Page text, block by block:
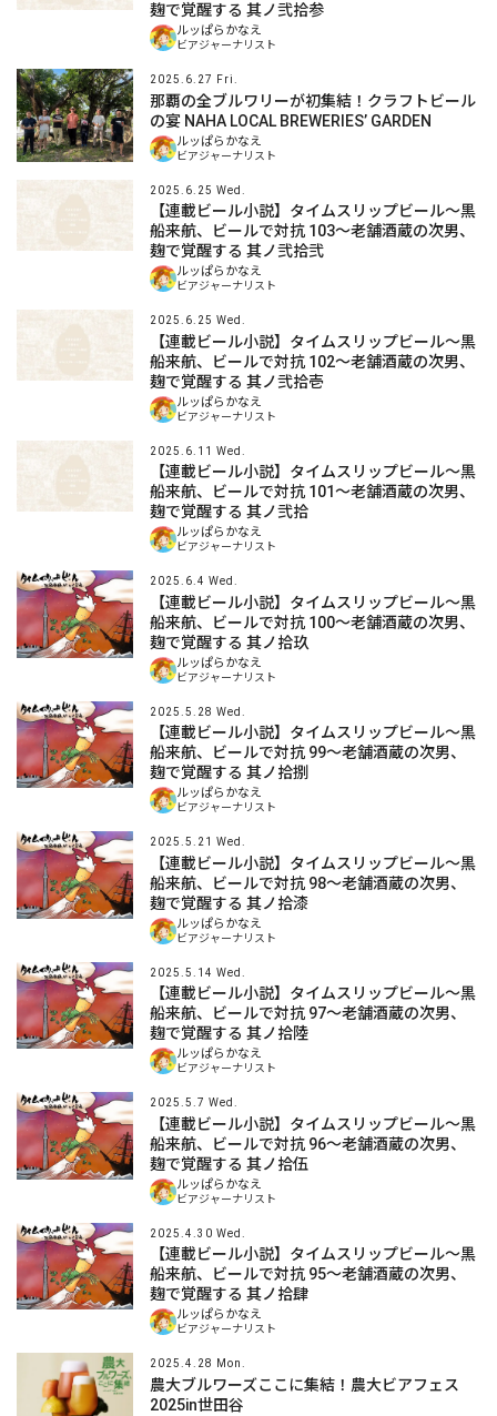
麹で覚醒する 其ノ弐拾参
ルッぱらかなえ
ビアジャーナリスト
2025.6.27 Fri.
那覇の全ブルワリーが初集結！クラフトビール
の宴 ΝAHA LOCAL BREWERIES’ GARDEN
ルッぱらかなえ
ビアジャーナリスト
2025.6.25 Wed.
【連載ビール小説】タイムスリップビール～黒
船来航、ビールで対抗 103～老舗酒蔵の次男、
麹で覚醒する 其ノ弐拾弐
ルッぱらかなえ
ビアジャーナリスト
2025.6.25 Wed.
【連載ビール小説】タイムスリップビール～黒
船来航、ビールで対抗 102～老舗酒蔵の次男、
麹で覚醒する 其ノ弐拾壱
ルッぱらかなえ
ビアジャーナリスト
2025.6.11 Wed.
【連載ビール小説】タイムスリップビール～黒
船来航、ビールで対抗 101～老舗酒蔵の次男、
麹で覚醒する 其ノ弐拾
ルッぱらかなえ
ビアジャーナリスト
2025.6.4 Wed.
【連載ビール小説】タイムスリップビール～黒
船来航、ビールで対抗 100～老舗酒蔵の次男、
麹で覚醒する 其ノ拾玖
ルッぱらかなえ
ビアジャーナリスト
2025.5.28 Wed.
【連載ビール小説】タイムスリップビール～黒
船来航、ビールで対抗 99～老舗酒蔵の次男、
麹で覚醒する 其ノ拾捌
ルッぱらかなえ
ビアジャーナリスト
2025.5.21 Wed.
【連載ビール小説】タイムスリップビール～黒
船来航、ビールで対抗 98～老舗酒蔵の次男、
麹で覚醒する 其ノ拾漆
ルッぱらかなえ
ビアジャーナリスト
2025.5.14 Wed.
【連載ビール小説】タイムスリップビール～黒
船来航、ビールで対抗 97～老舗酒蔵の次男、
麹で覚醒する 其ノ拾陸
ルッぱらかなえ
ビアジャーナリスト
2025.5.7 Wed.
【連載ビール小説】タイムスリップビール～黒
船来航、ビールで対抗 96～老舗酒蔵の次男、
麹で覚醒する 其ノ拾伍
ルッぱらかなえ
ビアジャーナリスト
2025.4.30 Wed.
【連載ビール小説】タイムスリップビール～黒
船来航、ビールで対抗 95～老舗酒蔵の次男、
麹で覚醒する 其ノ拾肆
ルッぱらかなえ
ビアジャーナリスト
2025.4.28 Mon.
農大ブルワーズここに集結！農大ビアフェス
2025in世田谷